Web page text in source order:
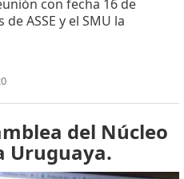
con fecha 16 de
ASSE y el SMU la
del Núcleo
Uruguaya.